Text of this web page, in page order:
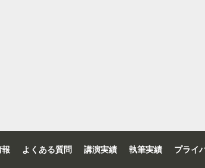
よくある質問 講演実績 執筆実績 プライ